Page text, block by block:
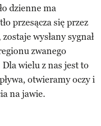
dzienne ma
przesącza się przez
wysłany sygnał
zwanego
wielu z nas jest to
otwieramy oczy i
na jawie.